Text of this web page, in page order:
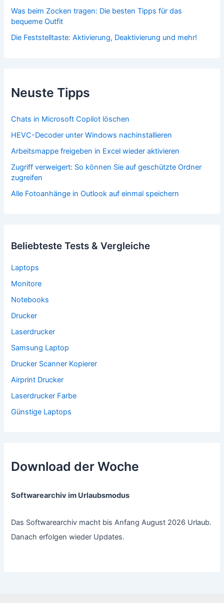
Was beim Zocken tragen: Die besten Tipps für das
bequeme Outfit
Die Feststelltaste: Aktivierung, Deaktivierung und mehr!
Neuste Tipps
Chats in Microsoft Copilot löschen
HEVC-Decoder unter Windows nachinstallieren
Arbeitsmappe freigeben in Excel wieder aktivieren
Zugriff verweigert: So können Sie auf geschützte Ordner
zugreifen
Alle Fotoanhänge in Outlook auf einmal speichern
Beliebteste Tests & Vergleiche
Laptops
Monitore
Notebooks
Drucker
Laserdrucker
Samsung Laptop
Drucker Scanner Kopierer
Airprint Drucker
Laserdrucker Farbe
Günstige Laptops
Download der Woche
Softwarearchiv im Urlaubsmodus
Das Softwarearchiv macht bis Anfang August 2026 Urlaub.
Danach erfolgen wieder Updates.